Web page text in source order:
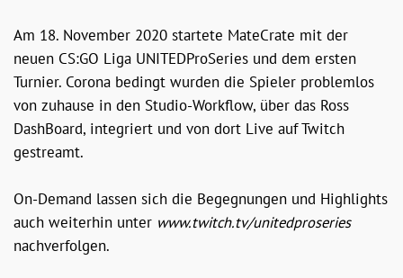
Am 18. November 2020 startete MateCrate mit der
neuen CS:GO Liga UNITEDProSeries und dem ersten
Turnier. Corona bedingt wurden die Spieler problemlos
von zuhause in den Studio-Workflow, über das Ross
DashBoard, integriert und von dort Live auf Twitch
gestreamt.
On-Demand lassen sich die Begegnungen und Highlights
auch weiterhin unter www.twitch.tv/unitedproseries
nachverfolgen.